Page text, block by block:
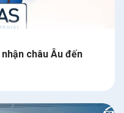
châu Âu đến